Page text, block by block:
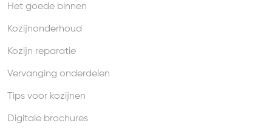
Het goede binnen
Kozijnonderhoud
Kozijn reparatie
Vervanging onderdelen
Tips voor kozijnen
Digitale brochures